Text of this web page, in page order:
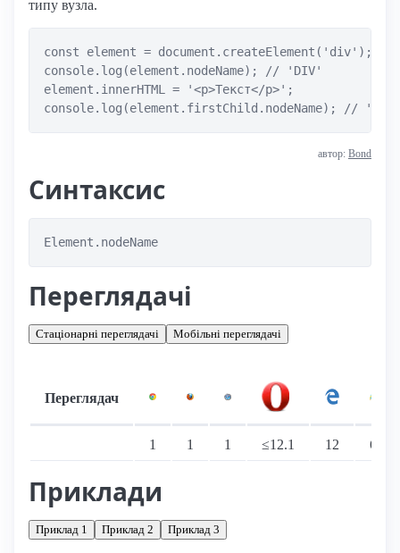
типу вузла.
const element = document.createElement('div');
console.log(element.nodeName); // 'DIV'
element.innerHTML = '<p>Текст</p>';
автор: Bond
Синтаксис
Element.nodeName
Переглядачі
Стаціонарні переглядачі Мобільні переглядачі
Переглядач
1 1 1 ≤12.1 12 6
Приклади
Приклад 1 Приклад 2 Приклад 3